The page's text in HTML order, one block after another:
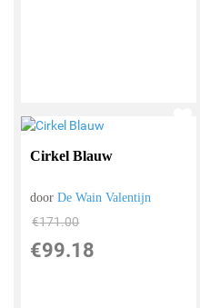
Cirkel Blauw
doorDe Wain Valentijn
€171.00
€99.18